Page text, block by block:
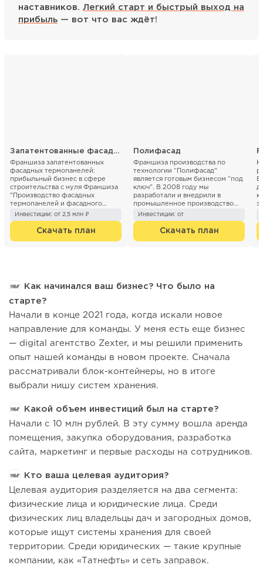
наставников. Легкий старт и быстрый выход на
прибыль — вот что вас ждёт!
Запатентованные фасадные термопанели
Франшиза запатентованных
фасадных термопанелей:
прибыльный бизнес в сфере
строительства с нуля Франшиза
"Производство фасадных
термопанелей и фасадного
декора" предлагает готовый
бизнес п...
Инвестиции: от 2,5 млн ₽
Скачать план
Полифасад
Франшиза производства по
технологии “Полифасад”
является готовым бизнесом “под
ключ”. В 2008 году мы
разработали и внедрили в
промышленное производство
инновационный способ ...
Инвестиции: от
Скачать план
Как начинался ваш бизнес? Что было на
старте?
Начали в конце 2021 года, когда искали новое
направление для команды. У меня есть еще бизнес
— digital агентство Zexter, и мы решили применить
опыт нашей команды в новом проекте. Сначала
рассматривали блок-контейнеры, но в итоге
выбрали нишу систем хранения.
Какой объем инвестиций был на старте?
Начали с 10 млн рублей. В эту сумму вошла аренда
помещения, закупка оборудования, разработка
сайта, маркетинг и первые расходы на сотрудников.
Кто ваша целевая аудитория?
Целевая аудитория разделяется на два сегмента:
физические лица и юридические лица. Среди
физических лиц владельцы дач и загородных домов,
которые ищут системы хранения для своей
территории. Среди юридических — такие крупные
компании, как «Татнефть» и сеть заправок.